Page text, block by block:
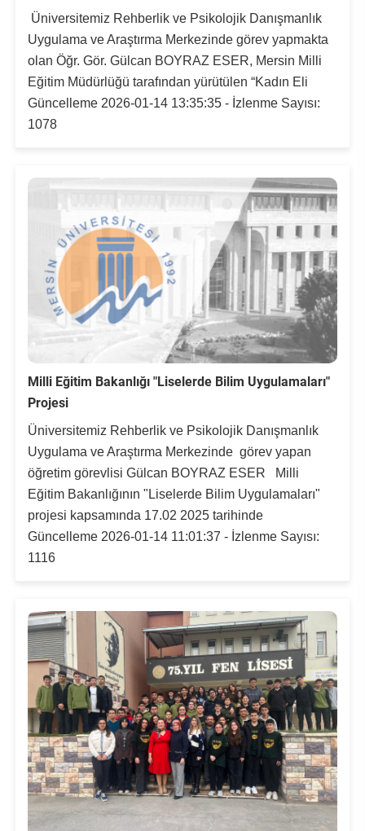
Üniversitemiz Rehberlik ve Psikolojik Danışmanlık
Uygulama ve Araştırma Merkezinde görev yapmakta
olan Öğr. Gör. Gülcan BOYRAZ ESER, Mersin Milli
Eğitim Müdürlüğü tarafından yürütülen “Kadın Eli
Güncelleme 2026-01-14 13:35:35 - İzlenme Sayısı:
1078
Milli Eğitim Bakanlığı "Liselerde Bilim Uygulamaları"
Projesi
Üniversitemiz Rehberlik ve Psikolojik Danışmanlık
Uygulama ve Araştırma Merkezinde görev yapan
öğretim görevlisi Gülcan BOYRAZ ESER Milli
Eğitim Bakanlığının "Liselerde Bilim Uygulamaları"
projesi kapsamında 17.02 2025 tarihinde
Güncelleme 2026-01-14 11:01:37 - İzlenme Sayısı:
1116